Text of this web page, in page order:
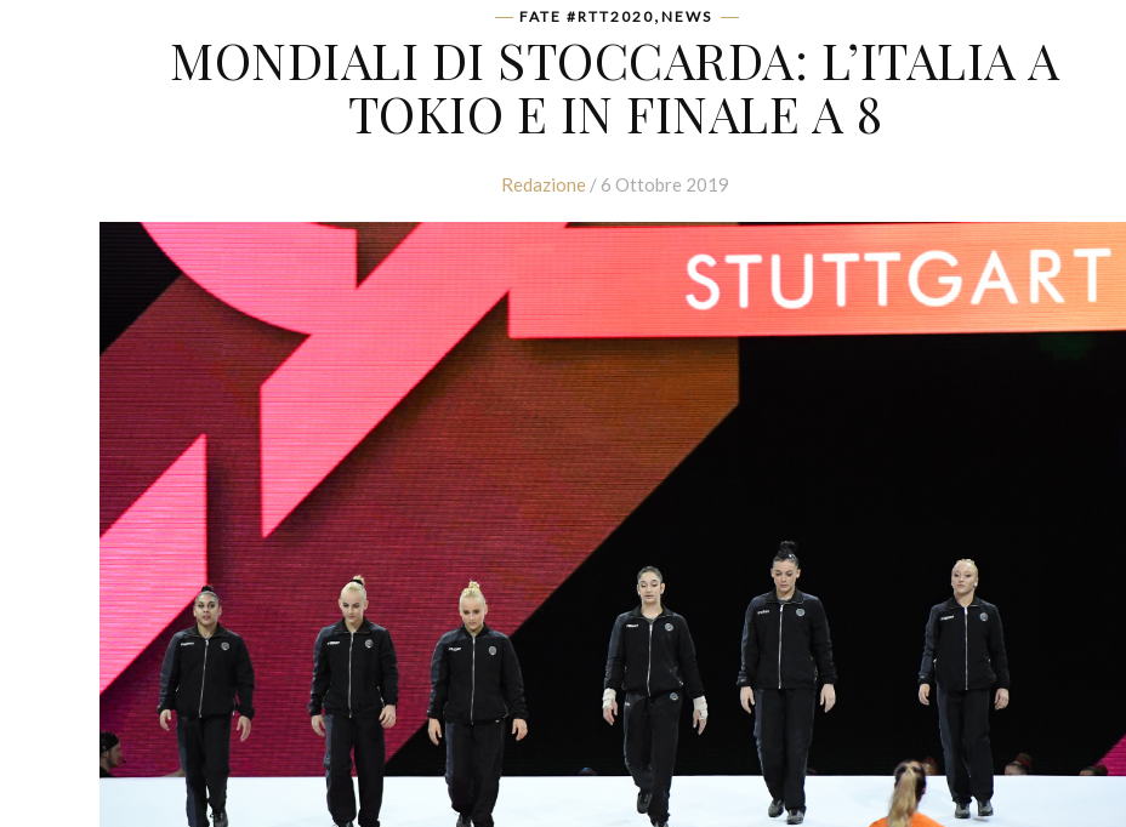
FATE #RTT2020, NEWS
MONDIALI DI STOCCARDA: L’ITALIA A
TOKIO E IN FINALE A 8
Redazione / 6 Ottobre 2019